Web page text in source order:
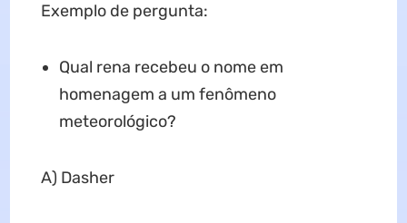
Exemplo de pergunta:
Qual rena recebeu o nome em
homenagem a um fenômeno
meteorológico?
A) Dasher